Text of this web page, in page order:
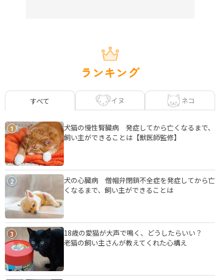
ランキング
すべて イヌ ネコ
1
犬猫の慢性腎臓病 発症してから亡くなるまで、
飼い主ができることは【獣医師監修】
2
犬の心臓病 僧帽弁閉鎖不全症を発症してから亡
くなるまで、飼い主ができることは
3
18歳の愛猫が大声で鳴く、どうしたらいい？
老猫の飼い主さんが教えてくれた心構え